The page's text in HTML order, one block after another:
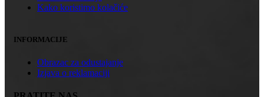
Kako koristimo kolačiće
INFORMACIJE
Obrazac za odustajanje
Izjava o reklamaciji